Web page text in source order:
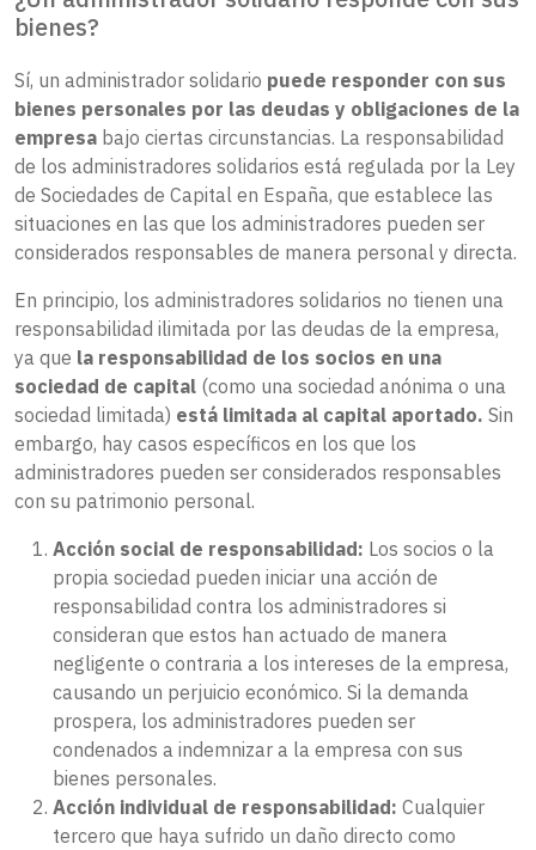
bienes?
Sí, un administrador solidario puede responder con sus
bienes personales por las deudas y obligaciones de la
empresa bajo ciertas circunstancias. La responsabilidad
de los administradores solidarios está regulada por la Ley
de Sociedades de Capital en España, que establece las
situaciones en las que los administradores pueden ser
considerados responsables de manera personal y directa.
En principio, los administradores solidarios no tienen una
responsabilidad ilimitada por las deudas de la empresa,
ya que la responsabilidad de los socios en una
sociedad de capital (como una sociedad anónima o una
sociedad limitada) está limitada al capital aportado. Sin
embargo, hay casos específicos en los que los
administradores pueden ser considerados responsables
con su patrimonio personal.
Acción social de responsabilidad: Los socios o la
propia sociedad pueden iniciar una acción de
responsabilidad contra los administradores si
consideran que estos han actuado de manera
negligente o contraria a los intereses de la empresa,
causando un perjuicio económico. Si la demanda
prospera, los administradores pueden ser
condenados a indemnizar a la empresa con sus
bienes personales.
Acción individual de responsabilidad: Cualquier
tercero que haya sufrido un daño directo como